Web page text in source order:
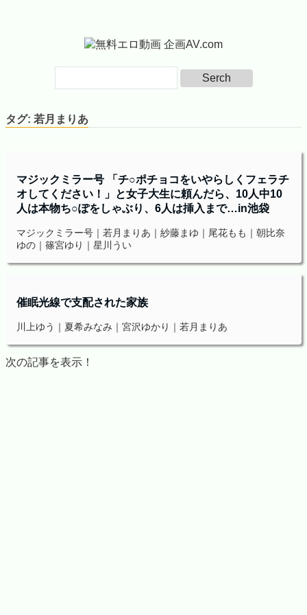
タグ: 若月まりあ
マジックミラー号 「チ○ポチョコをいやらしくフェラチ
オしてください！」と女子大生に頼んだら、10人中10
人は本物ち○ぽをしゃぶり、6人は挿入まで…in池袋
マジックミラー号｜若月まりあ｜紗藤まゆ｜尾花もも｜朝比奈
ゆの｜篠宮ゆり｜星川うい
催眠光線で支配された家族
川上ゆう｜夏希みなみ｜宮沢ゆかり｜若月まりあ
次の記事を表示！